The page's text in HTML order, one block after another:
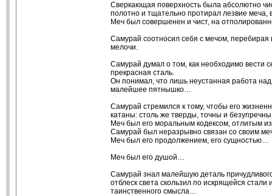
Сверкающая поверхность была абсолютно
полотно и тщательно протирал лезвие меча,
Меч был совершенен и чист, на
Самурай соотносил себя с мечом,
мелочи.
Самурай думал о том, как необходимо вести
прекрасная сталь.
Он понимал, что лишь неустанная работа
малейшее пятнышко…
Самурай стремился к тому, чтобы его
катаны: столь же тверды, точны и
Меч был его моральным кодексом, отлитым
Самурай был неразрывно связан со своим
Меч был его продолжением, его сущностью…
Меч был его душой…
Самурай знал малейшую деталь
отблеск света скользил по искрящейся
таинственного смысла…